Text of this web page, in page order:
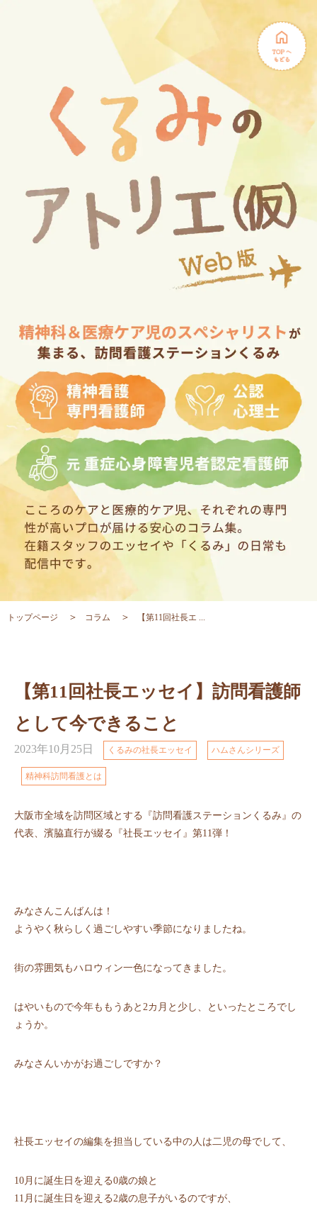
トップページ コラム 【第11回社長エ ...
【第11回社長エッセイ】訪問看護師
として今できること
2023年10月25日 くるみの社長エッセイ ハムさんシリーズ
精神科訪問看護とは
大阪市全域を訪問区域とする『訪問看護ステーションくるみ』の
代表、濱脇直行が綴る『社長エッセイ』第11弾！
みなさんこんばんは！
ようやく秋らしく過ごしやすい季節になりましたね。
街の雰囲気もハロウィン一色になってきました。
はやいもので今年ももうあと2カ月と少し、といったところでし
ょうか。
みなさんいかがお過ごしですか？
社長エッセイの編集を担当している中の人は二児の母でして、
10月に誕生日を迎える0歳の娘と
11月に誕生日を迎える2歳の息子がいるのですが、